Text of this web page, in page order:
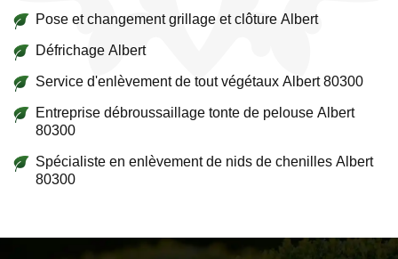
Pose et changement grillage et clôture Albert
Défrichage Albert
Service d'enlèvement de tout végétaux Albert 80300
Entreprise débroussaillage tonte de pelouse Albert
80300
Spécialiste en enlèvement de nids de chenilles Albert
80300